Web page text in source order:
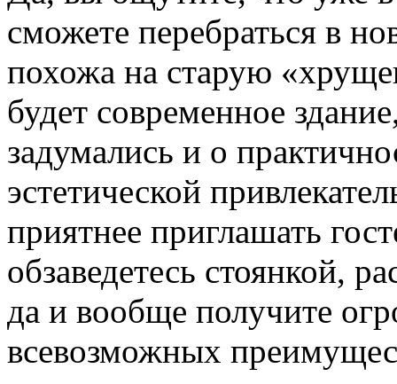
сможете перебраться в
похожа на старую
будет современное
задумались и о
эстетической
приятнее приглашать
обзаведетесь стоянкой,
да и вообще получите
всевозможных